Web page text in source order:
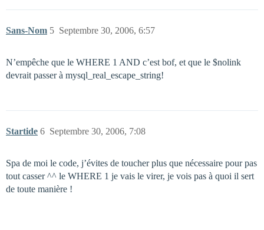
Sans-Nom Septembre 30, 2006, 6:57
5
N’empêche que le WHERE 1 AND c’est bof, et que le $nolink
devrait passer à mysql_real_escape_string!
Startide Septembre 30, 2006, 7:08
6
Spa de moi le code, j’évites de toucher plus que nécessaire pour pas
tout casser ^^ le WHERE 1 je vais le virer, je vois pas à quoi il sert
de toute manière !